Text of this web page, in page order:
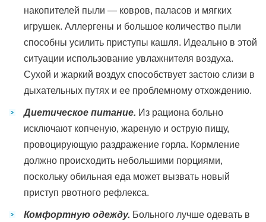
накопителей пыли — ковров, паласов и мягких
игрушек. Аллергены и большое количество пыли
способны усилить приступы кашля. Идеально в этой
ситуации использование увлажнителя воздуха.
Сухой и жаркий воздух способствует застою слизи в
дыхательных путях и ее проблемному отхождению.
Диетическое питание. Из рациона больно
исключают копченую, жареную и острую пищу,
провоцирующую раздражение горла. Кормление
должно происходить небольшими порциями,
поскольку обильная еда может вызвать новый
приступ рвотного рефлекса.
Комфортную одежду. Больного лучше одевать в